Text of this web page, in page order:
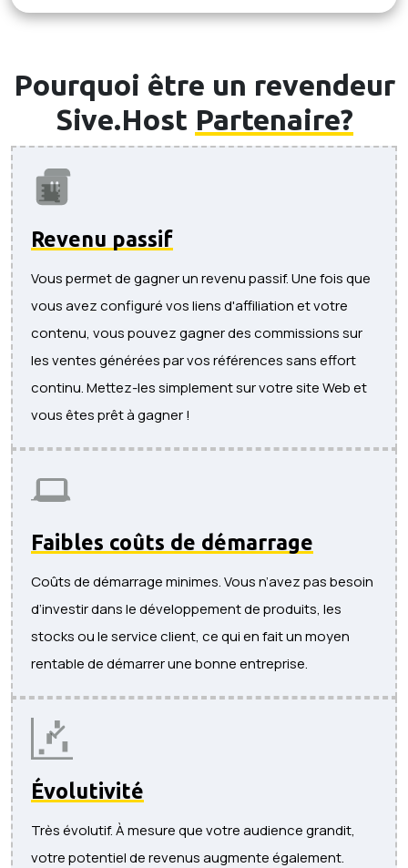
Pourquoi être un revendeur
Sive.Host Partenaire?
Revenu passif
Vous permet de gagner un revenu passif. Une fois que
vous avez configuré vos liens d'affiliation et votre
contenu, vous pouvez gagner des commissions sur
les ventes générées par vos références sans effort
continu. Mettez-les simplement sur votre site Web et
vous êtes prêt à gagner !
Faibles coûts de démarrage
Coûts de démarrage minimes. Vous n’avez pas besoin
d’investir dans le développement de produits, les
stocks ou le service client, ce qui en fait un moyen
rentable de démarrer une bonne entreprise.
Évolutivité
Très évolutif. À mesure que votre audience grandit,
votre potentiel de revenus augmente également.